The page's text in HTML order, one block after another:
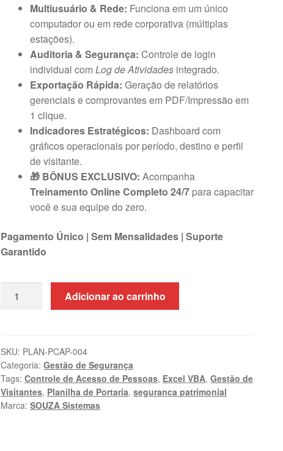
Multiusuário & Rede: Funciona em um único
computador ou em rede corporativa (múltiplas
estações).
Auditoria & Segurança: Controle de login
individual comLog de Atividades integrado.
Exportação Rápida: Geração de relatórios
gerenciais e comprovantes em PDF/Impressão em
1 clique.
Indicadores Estratégicos: Dashboard com
gráficos operacionais por período, destino e perfil
de visitante.
🎁 BÔNUS EXCLUSIVO: Acompanha
Treinamento Online Completo 24/7 para capacitar
você e sua equipe do zero.
Pagamento Único | Sem Mensalidades | Suporte
Garantido
Acesso
de
Pessoas
em
Excel
Adicionar ao carrinho
SKU: PLAN-PCAP-004
Categoria:Gestão de Segurança
Tags:Controle de Acesso de Pessoas, Excel VBA,Gestão de
Visitantes, Planilha de Portaria,seguranca patrimonial
Marca:SOUZA Sistemas